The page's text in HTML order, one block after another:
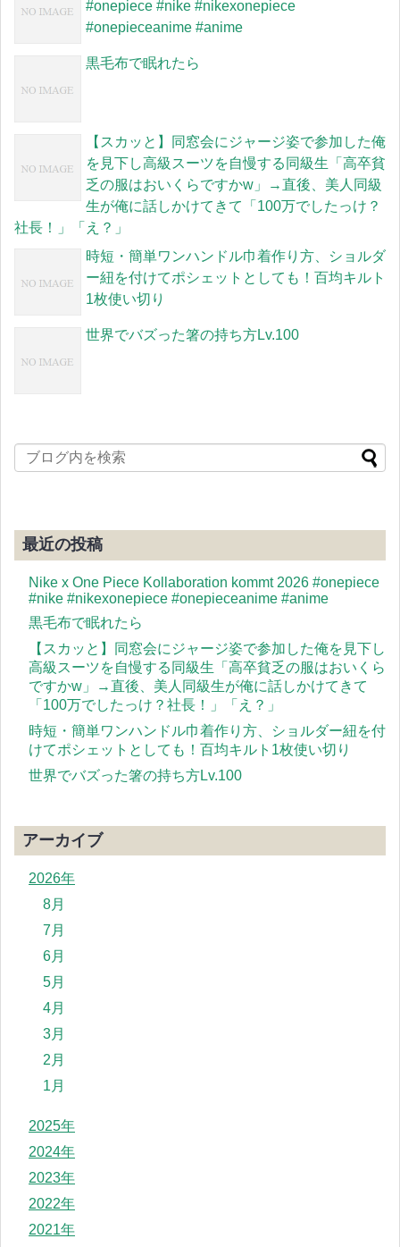
#onepiece #nike #nikexonepiece
#onepieceanime #anime
黒毛布で眠れたら
【スカッと】同窓会にジャージ姿で参加した俺
を見下し高級スーツを自慢する同級生「高卒貧
乏の服はおいくらですかw」→直後、美人同級
生が俺に話しかけてきて「100万でしたっけ？
社長！」「え？」
時短・簡単ワンハンドル巾着作り方、ショルダ
ー紐を付けてポシェットとしても！百均キルト
1枚使い切り
世界でバズった箸の持ち方Lv.100
最近の投稿
Nike x One Piece Kollaboration kommt 2026 #onepiece
#nike #nikexonepiece #onepieceanime #anime
黒毛布で眠れたら
【スカッと】同窓会にジャージ姿で参加した俺を見下し
高級スーツを自慢する同級生「高卒貧乏の服はおいくら
ですかw」→直後、美人同級生が俺に話しかけてきて
「100万でしたっけ？社長！」「え？」
時短・簡単ワンハンドル巾着作り方、ショルダー紐を付
けてポシェットとしても！百均キルト1枚使い切り
世界でバズった箸の持ち方Lv.100
アーカイブ
2026年
8月
7月
6月
5月
4月
3月
2月
1月
2025年
2024年
2023年
2022年
2021年